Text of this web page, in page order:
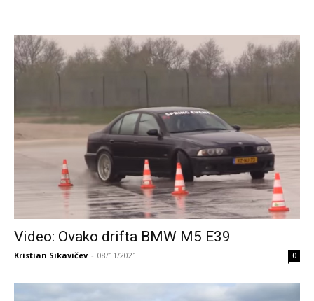
Video: Ovako drifta BMW M5 E39
Kristian Sikavičev - 08/11/2021 0